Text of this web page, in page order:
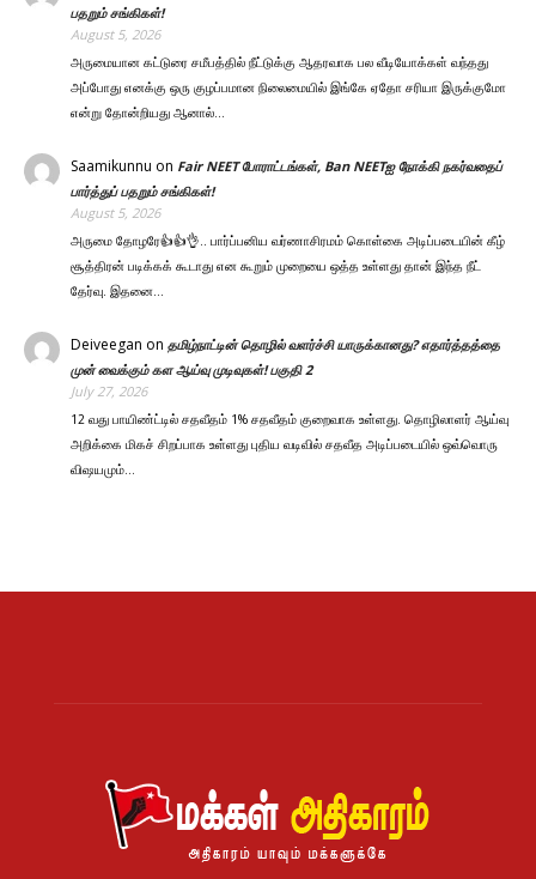
பதறும் சங்கிகள்!
August 5, 2026
அருமையான கட்டுரை சமீபத்தில் நீட்டுக்கு ஆதரவாக பல வீடியோக்கள் வந்தது
அப்போது எனக்கு ஒரு குழப்பமான நிலைமையில் இங்கே ஏதோ சரியா இருக்குமோ
என்று தோன்றியது ஆனால்…
Saamikunnu on Fair NEET போராட்டங்கள், Ban NEETஐ நோக்கி நகர்வதைப்
பார்த்துப் பதறும் சங்கிகள்!
August 5, 2026
அருமை தோழரே👍👍👌.. பார்ப்பனிய வர்ணாசிரமம் கொள்கை அடிப்படையின் கீழ்
சூத்திரன் படிக்கக் கூடாது என கூறும் முறையை ஒத்த உள்ளது தான் இந்த நீட்
தேர்வு. இதனை…
Deiveegan on தமிழ்நாட்டின் தொழில் வளர்ச்சி யாருக்கானது? எதார்த்தத்தை
முன் வைக்கும் கள ஆய்வு முடிவுகள்! பகுதி 2
July 27, 2026
12 வது பாயிண்ட்டில் சதவீதம் 1% சதவீதம் குறைவாக உள்ளது. தொழிலாளர் ஆய்வு
அறிக்கை மிகச் சிறப்பாக உள்ளது புதிய வடிவில் சதவீத அடிப்படையில் ஒவ்வொரு
விஷயமும்…